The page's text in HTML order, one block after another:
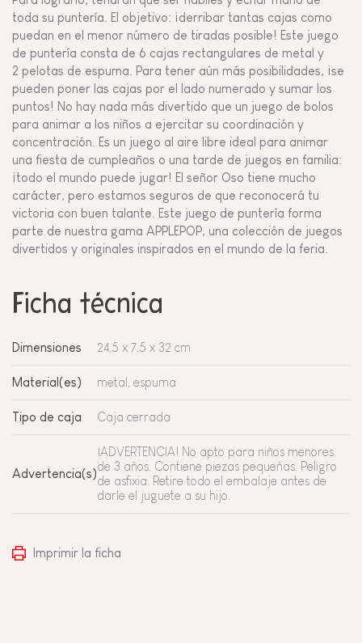
toda su puntería. El objetivo: ¡derribar tantas cajas como
puedan en el menor número de tiradas posible! Este juego
de puntería consta de 6 cajas rectangulares de metal y
2 pelotas de espuma. Para tener aún más posibilidades, ¡se
pueden poner las cajas por el lado numerado y sumar los
puntos! No hay nada más divertido que un juego de bolos
para animar a los niños a ejercitar su coordinación y
concentración. Es un juego al aire libre ideal para animar
una fiesta de cumpleaños o una tarde de juegos en familia:
¡todo el mundo puede jugar! El señor Oso tiene mucho
carácter, pero estamos seguros de que reconocerá tu
victoria con buen talante. Este juego de puntería forma
parte de nuestra gama APPLEPOP, una colección de juegos
divertidos y originales inspirados en el mundo de la feria.
Ficha técnica
Dimensiones 24,5 x 7,5 x 32 cm
Material(es) metal, espuma
Tipo de caja Caja cerrada
Advertencia(s)
¡ADVERTENCIA! No apto para niños menores
de 3 años. Contiene piezas pequeñas. Peligro
de asfixia. Retire todo el embalaje antes de
darle el juguete a su hijo.
Imprimir la ficha